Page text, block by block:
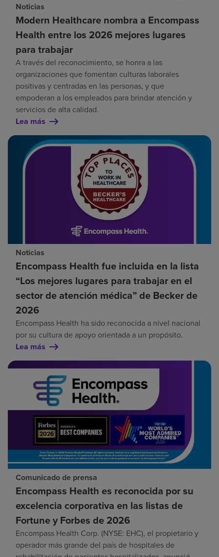
Noticias
Modern Healthcare nombra a Encompass
Health entre los 2026 mejores lugares
para trabajar
A través del reconocimiento, se honra a las
organizaciones que fomentan culturas laborales
positivas y centradas en las personas, y que
empoderan a los empleados para brindar atención y
servicios de alta calidad.
Lea más
Noticias
Encompass Health fue incluida en la lista
“Los mejores lugares para trabajar en el
sector de atención médica” de Becker de
2026
Encompass Health ha sido reconocida a nivel nacional
por su cultura de apoyo orientada a un propósito.
Lea más
Comunicado de prensa
Encompass Health es reconocida por su
excelencia corporativa en las listas de
Fortune y Forbes de 2026
Encompass Health Corp. (NYSE: EHC), el propietario y
operador más grande del país de hospitales de